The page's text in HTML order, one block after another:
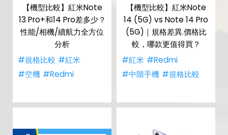
【機型比較】紅米Note
13 Pro+和14 Pro差多少？
性能/相機/續航力全方位
分析
#規格比較 #紅米
#空機 #Redmi
【機型比較】紅米Note
14 (5G) vs Note 14 Pro
(5G)｜規格差異.價格比
較，哪款更值得買？
#紅米 #Redmi
#中階手機 #規格比較